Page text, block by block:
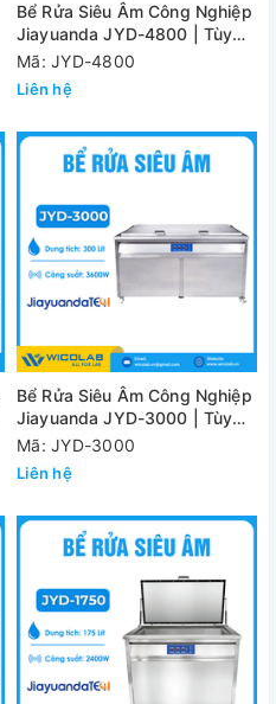
Bể Rửa Siêu Âm Công Nghiệp
Jiayuanda JYD-4800 | Tùy
Chỉnh Kích Thước
Mã: JYD-4800
Liên hệ
Bể Rửa Siêu Âm Công Nghiệp
Jiayuanda JYD-3000 | Tùy
Chỉnh Kích Thước
Mã: JYD-3000
Liên hệ